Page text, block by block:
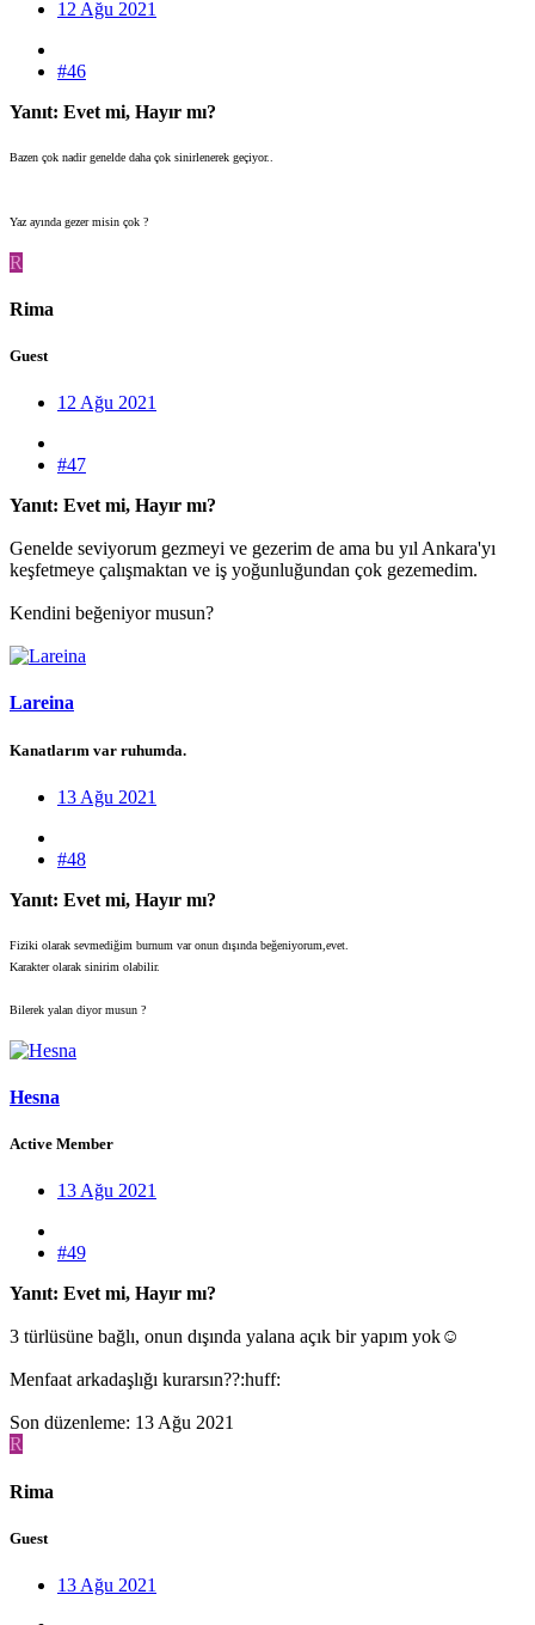
12 Ağu 2021
#46
Yanıt: Evet mi, Hayır mı?
Bazen çok nadir genelde daha çok sinirlenerek geçiyor..
Yaz ayında gezer misin çok ?
R
Rima
Guest
12 Ağu 2021
#47
Yanıt: Evet mi, Hayır mı?
Genelde seviyorum gezmeyi ve gezerim de ama bu yıl Ankara'yı
keşfetmeye çalışmaktan ve iş yoğunluğundan çok gezemedim.
Kendini beğeniyor musun?
Lareina
Kanatlarım var ruhumda.
13 Ağu 2021
#48
Yanıt: Evet mi, Hayır mı?
Fiziki olarak sevmediğim burnum var onun dışında beğeniyorum,evet.
Karakter olarak sinirim olabilir.
Bilerek yalan diyor musun ?
Hesna
Active Member
13 Ağu 2021
#49
Yanıt: Evet mi, Hayır mı?
3 türlüsüne bağlı, onun dışında yalana açık bir yapım yok☺️
Menfaat arkadaşlığı kurarsın??:huff:
Son düzenleme: 13 Ağu 2021
R
Rima
Guest
13 Ağu 2021